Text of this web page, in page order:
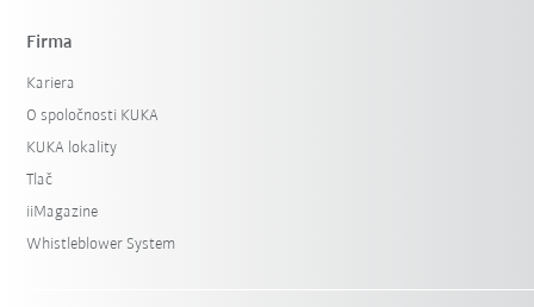
Firma
Kariera
O spoločnosti KUKA
KUKA lokality
Tlač
iiMagazine
Whistleblower System